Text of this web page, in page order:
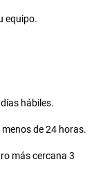
equipo.
hábiles.
de 24 horas.
más cercana 3